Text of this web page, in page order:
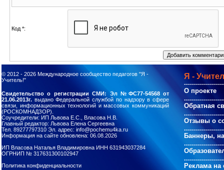
Код *:
© 2012 - 2026 Международное сообщество педагогов "Я -
Учитель!"
Я -
О проекте
Обратная
Отзывы о
Баннеры,
Реклама на
Свидетельство о регистрации СМИ: Эл №ФС77-54568 от
21.06.2013г. выдано Федеральной службой по надзору в сфере
связи, информационных технологий и массовых коммуникаций
(РОСКОМНАДЗОР).
Соучредители: ИП Львова Е.С., Власова Н.В.
Главный редактор: Львова Елена Сергеевна
Тел. 89277797310 Эл. адрес: info@pochemu4ka.ru
Информация на сайте обновлена: 06.08.2026
ИП Власова Наталья Владимировна ИНН 631943037284
ОГРНИП № 317631300102947
Политика конфиденциальности